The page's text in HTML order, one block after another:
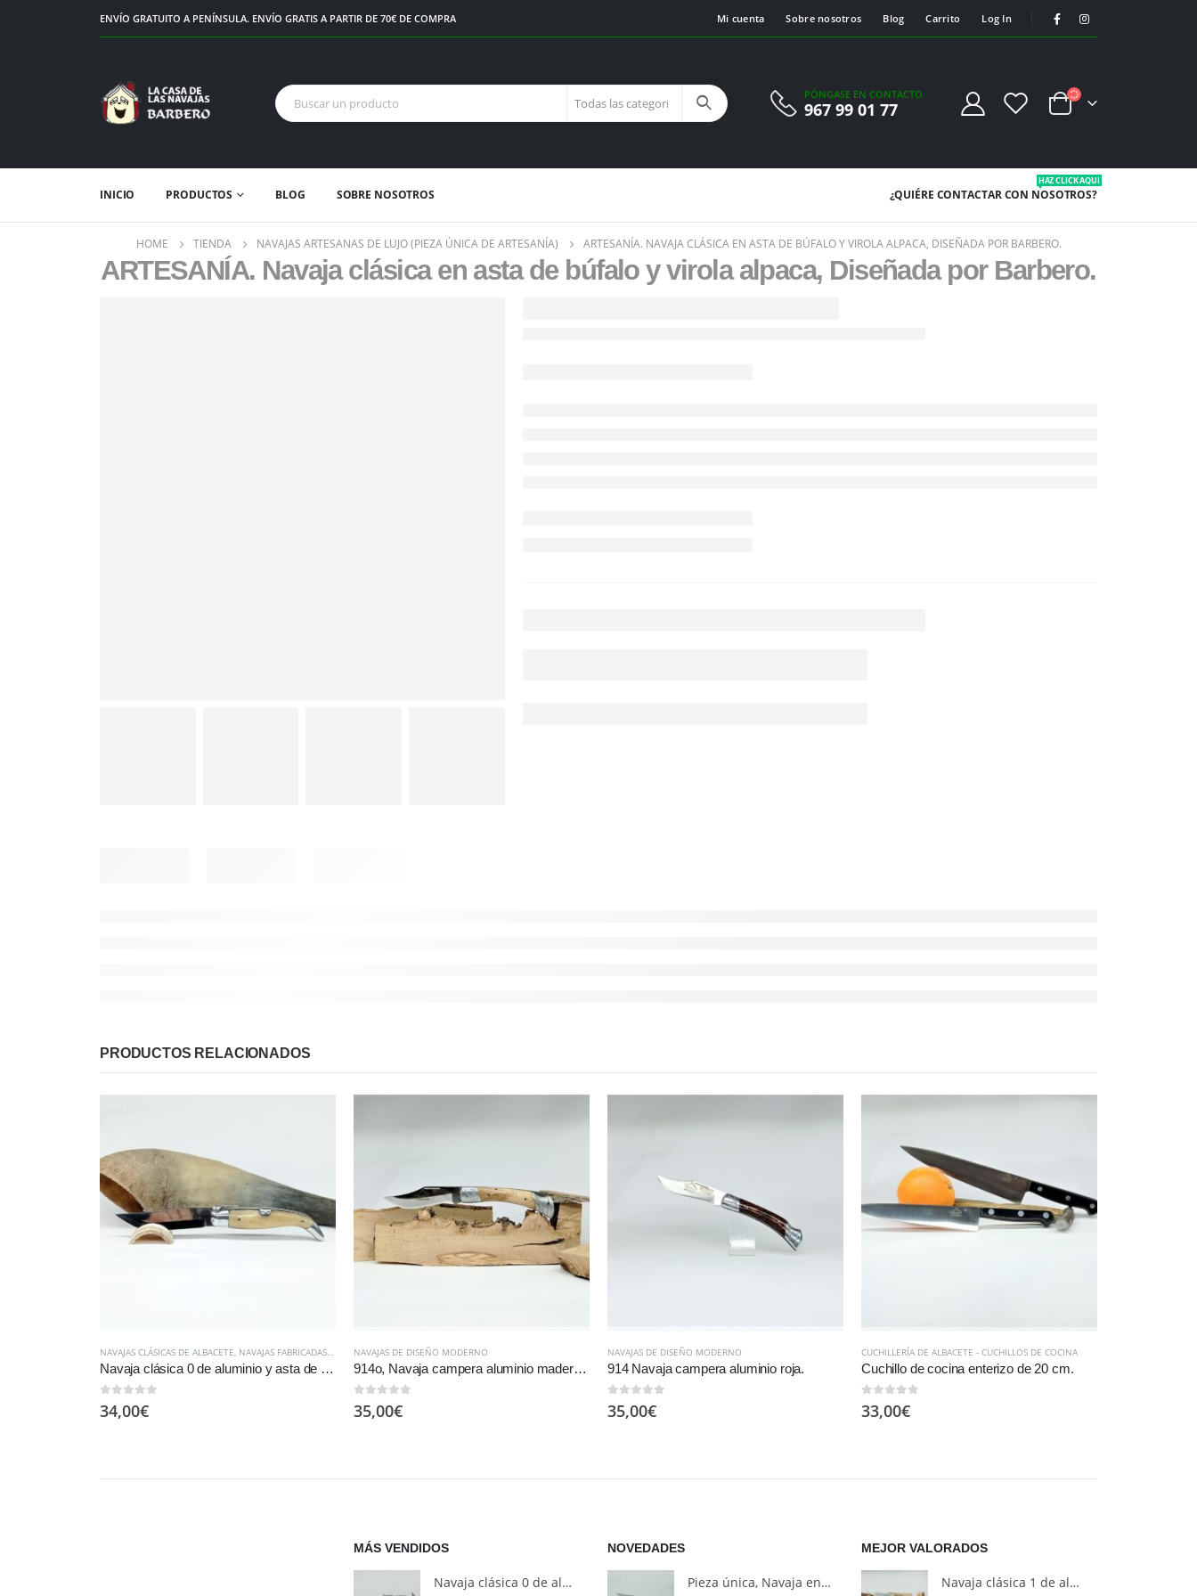
ENVÍO GRATUITO A PENÍNSULA. ENVÍO GRATIS A PARTIR DE 70€ DE COMPRA Mi cuenta Sobre nosotros Blog Carrito Log In
PÓNGASE EN CONTACTO
967 99 01 77
INICIO PRODUCTOS BLOG SOBRE NOSOTROS ¿QUIÉRE CONTACTAR CON NOSOTROS?
HAZ CLICK AQUI
HOME TIENDA NAVAJAS ARTESANAS DE LUJO (PIEZA ÚNICA DE ARTESANÍA) ARTESANÍA. NAVAJA CLÁSICA EN ASTA DE BÚFALO Y VIROLA ALPACA, DISEÑADA POR BARBERO.
ARTESANÍA. Navaja clásica en asta de búfalo y virola alpaca, Diseñada por Barbero.
PRODUCTOS RELACIONADOS
NAVAJAS CLÁSICAS DE ALBACETE, NAVAJAS FABRICADAS EN SERIE
Navaja clásica 0 de aluminio y asta de toro fabricación en serie.
0out of 5
34,00€
NAVAJAS DE DISEÑO MODERNO
914o, Navaja campera aluminio madera olivo.
0out of 5
35,00€
NAVAJAS DE DISEÑO MODERNO
914 Navaja campera aluminio roja.
0out of 5
35,00€
CUCHILLERÍA DE ALBACETE - CUCHILLOS DE COCINA
Cuchillo de cocina enterizo de 20 cm.
0out of 5
33,00€
MÁS VENDIDOS
Navaja clásica 0 de aluminio y asta de ciervo fabricación en serie.
NOVEDADES
Pieza única, Navaja en asta de ciervo. Diseñada por Barbero.
MEJOR VALORADOS
Navaja clásica 1 de aluminio y madera olivo fabricación en serie.